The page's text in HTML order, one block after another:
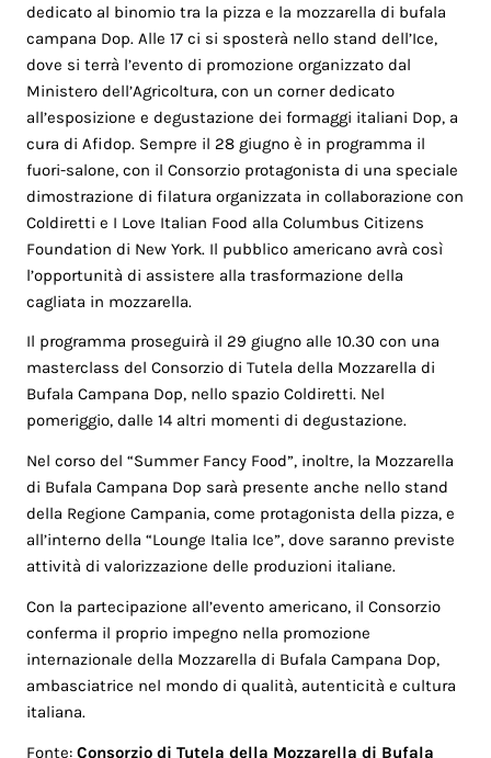
dedicato al binomio tra la pizza e la mozzarella di bufala
campana Dop. Alle 17 ci si sposterà nello stand dell’Ice,
dove si terrà l’evento di promozione organizzato dal
Ministero dell’Agricoltura, con un corner dedicato
all’esposizione e degustazione dei formaggi italiani Dop, a
cura di Afidop. Sempre il 28 giugno è in programma il
fuori-salone, con il Consorzio protagonista di una speciale
dimostrazione di filatura organizzata in collaborazione con
Coldiretti e I Love Italian Food alla Columbus Citizens
Foundation di New York. Il pubblico americano avrà così
l’opportunità di assistere alla trasformazione della
cagliata in mozzarella.
Il programma proseguirà il 29 giugno alle 10.30 con una
masterclass del Consorzio di Tutela della Mozzarella di
Bufala Campana Dop, nello spazio Coldiretti. Nel
pomeriggio, dalle 14 altri momenti di degustazione.
Nel corso del “Summer Fancy Food”, inoltre, la Mozzarella
di Bufala Campana Dop sarà presente anche nello stand
della Regione Campania, come protagonista della pizza, e
all’interno della “Lounge Italia Ice”, dove saranno previste
attività di valorizzazione delle produzioni italiane.
Con la partecipazione all’evento americano, il Consorzio
conferma il proprio impegno nella promozione
internazionale della Mozzarella di Bufala Campana Dop,
ambasciatrice nel mondo di qualità, autenticità e cultura
italiana.
Fonte:Consorzio di Tutela della Mozzarella di Bufala